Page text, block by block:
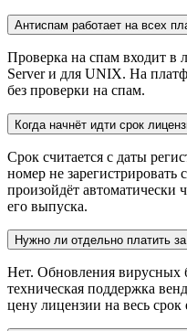
Антиспам работает на всех
Проверка на спам входит в
Server и для UNIX. На
без проверки на спам.
Когда начнёт идти срок
Срок считается с даты
номер не зарегистрировать
произойдёт автоматически
его выпуска.
Нужно ли отдельно платить
Нет. Обновления вирусных
техническая поддержка
цену лицензии на весь срок